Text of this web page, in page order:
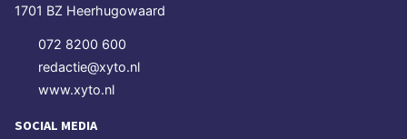
1701 BZ Heerhugowaard
072 8200 600
redactie@xyto.nl
www.xyto.nl
SOCIAL MEDIA